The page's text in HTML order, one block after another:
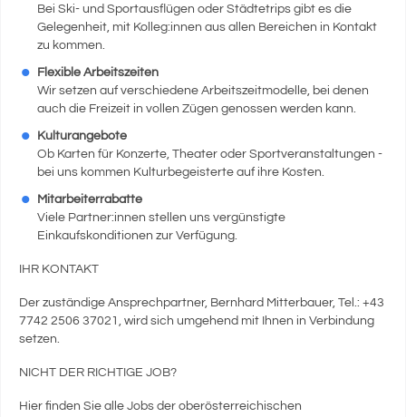
Bei Ski- und Sportausflügen oder Städtetrips gibt es die
Gelegenheit, mit Kolleg:innen aus allen Bereichen in Kontakt
zu kommen.
Flexible Arbeitszeiten
Wir setzen auf verschiedene Arbeitszeitmodelle, bei denen
auch die Freizeit in vollen Zügen genossen werden kann.
Kulturangebote
Ob Karten für Konzerte, Theater oder Sportveranstaltungen -
bei uns kommen Kulturbegeisterte auf ihre Kosten.
Mitarbeiterrabatte
Viele Partner:innen stellen uns vergünstigte
Einkaufskonditionen zur Verfügung.
IHR KONTAKT
Der zuständige Ansprechpartner, Bernhard Mitterbauer, Tel.: +43
7742 2506 37021, wird sich umgehend mit Ihnen in Verbindung
setzen.
NICHT DER RICHTIGE JOB?
Hier finden Sie alle Jobs der oberösterreichischen